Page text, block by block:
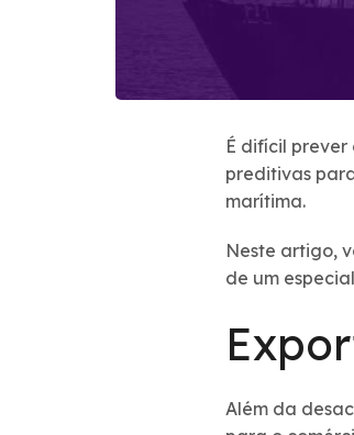
É difícil prever
preditivas
marítima.
Neste artigo,
de um
Além da